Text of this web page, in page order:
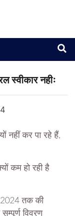
स्वीकार नहीः
नहीं कर पा रहे हैं,
कम हो रही है
2024 तक की
विवरण